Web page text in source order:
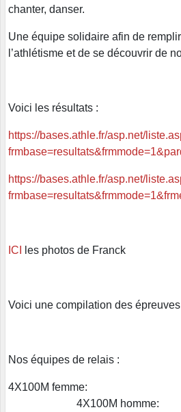
chanter, danser.
Une équipe solidaire afin de
l’athlétisme et de se découvrir de
Voici les résultats :
https://bases.athle.fr/asp.net/
https://bases.athle.fr/asp.net/
ICI les photos de Franck
Voici une compilation des
Nos équipes de relais :
4X100M
4X100M homme: